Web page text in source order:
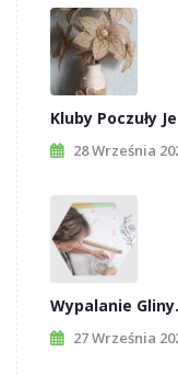
Kluby Poczuły
28 Września
Wypalanie
27 Września